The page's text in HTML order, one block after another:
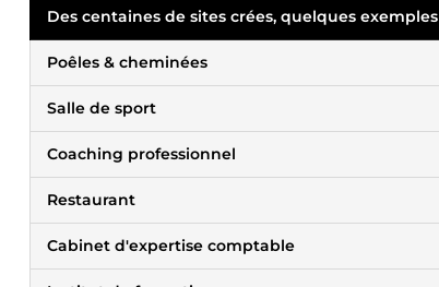
Des centaines de sites crées, quelques exemples
Poêles & cheminées
Salle de sport
Coaching professionnel
Restaurant
Cabinet d'expertise comptable